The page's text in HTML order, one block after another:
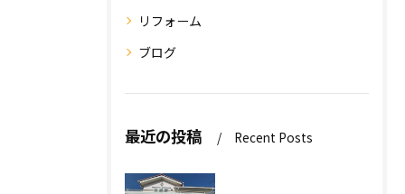
リフォーム
ブログ
最近の投稿 Recent Posts